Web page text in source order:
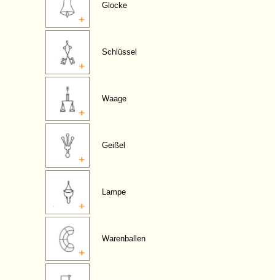
Glocke
Schlüssel
Waage
Geißel
Lampe
Warenballen